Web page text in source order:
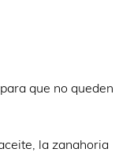
que no queden
la zanahoria